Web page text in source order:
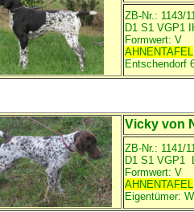
ZB-Nr.: 1143/
D1 S1 VGP1
Formwert: V
AHNENTAFEL
Entschendorf
Vicky von
ZB-Nr.: 1141/
D1 S1 VGP1
Formwert: V
AHNENTAFEL
Eigentümer: